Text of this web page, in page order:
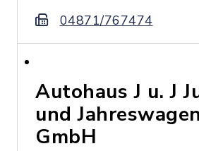
04871/767474
Autohaus J u. J
und Jahreswagen
GmbH